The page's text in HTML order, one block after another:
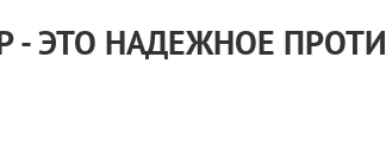
- ЭТО НАДЕЖНОЕ